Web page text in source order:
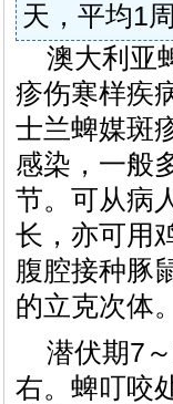
天，平均1
澳大利亚
疹伤寒样疾
士兰蜱媒斑
感染，一般
节。可从病
长，亦可用
腹腔接种豚
的立克次体
潜伏期7
右。蜱叮咬